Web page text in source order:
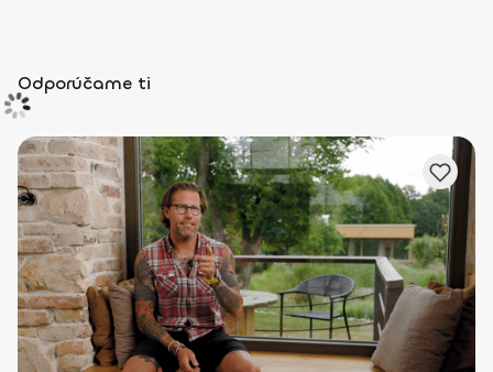
Odporúčame ti